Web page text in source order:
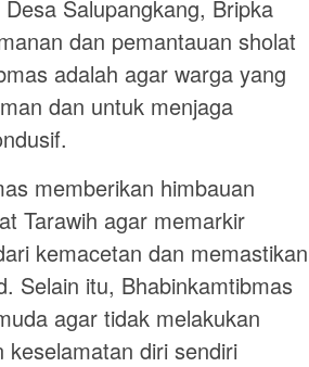
Salupangkang, Bripka
dan pemantauan sholat
adalah agar warga yang
dan untuk menjaga
memberikan himbauan
Tarawih agar memarkir
kemacetan dan memastikan
Selain itu, Bhabinkamtibmas
agar tidak melakukan
diri sendiri